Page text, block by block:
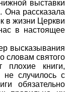
выставки
Она рассказала
в жизни Церкви
в настоящее
высказывания
словам святого
плохие книги,
не случилось с
обязательно